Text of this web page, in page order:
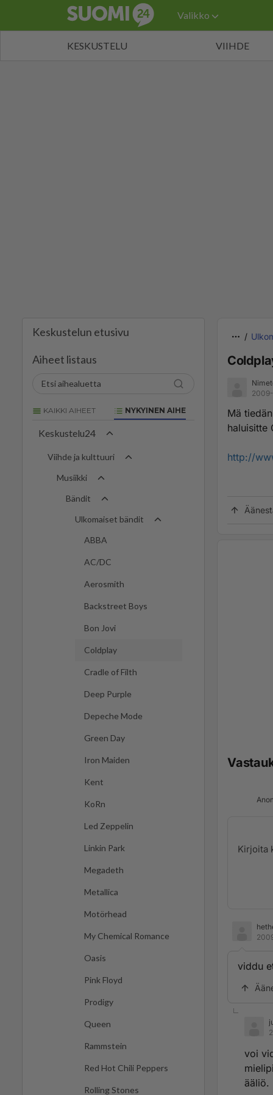
Valikko
KESKUSTELU VIIHDE
Keskustelun etusivu
Aiheet listaus
KAIKKI AIHEET NYKYINEN AIHE
Keskustelu24
Viihde ja kulttuuri
Musiikki
Bändit
Ulkomaiset bändit
ABBA
AC/DC
Aerosmith
Backstreet Boys
Bon Jovi
Coldplay
Cradle of Filth
Deep Purple
Depeche Mode
Green Day
Iron Maiden
Kent
KoRn
Led Zeppelin
Linkin Park
Megadeth
Metallica
Motörhead
My Chemical Romance
Oasis
Pink Floyd
Prodigy
Queen
Rammstein
Red Hot Chili Peppers
Rolling Stones
Mä
haluisitte
http://
viddu
voi
ääliö.